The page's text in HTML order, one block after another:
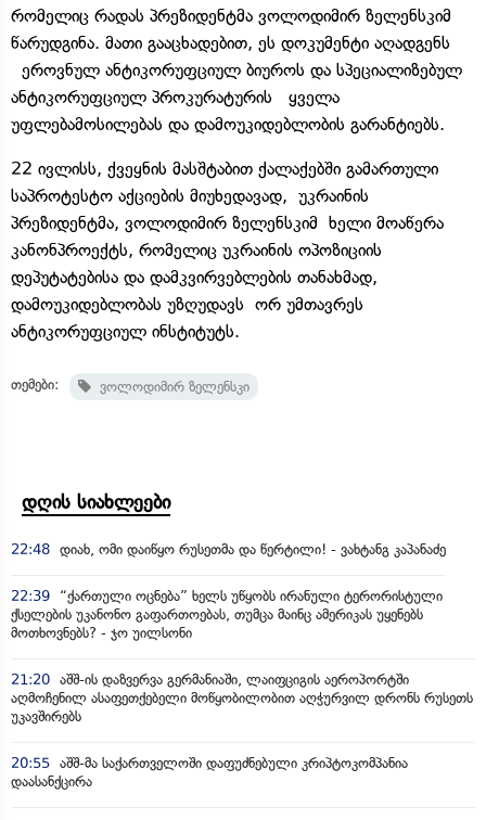
რომელიც რადას პრეზიდენტმა ვოლოდიმირ ზელენსკიმ
წარუდგინა. მათი გააცხადებით, ეს დოკუმენტი აღადგენს
ეროვნულ ანტიკორუფციულ ბიუროს და სპეციალიზებულ
ანტიკორუფციულ პროკურატურის ყველა
უფლებამოსილებას და დამოუკიდებლობის გარანტიებს.
22 ივლისს, ქვეყნის მასშტაბით ქალაქებში გამართული
საპროტესტო აქციების მიუხედავად, უკრაინის
პრეზიდენტმა, ვოლოდიმირ ზელენსკიმ ხელი მოაწერა
კანონპროექტს, რომელიც უკრაინის ოპოზიციის
დეპუტატებისა და დამკვირვებლების თანახმად,
დამოუკიდებლობას უზღუდავს ორ უმთავრეს
ანტიკორუფციულ ინსტიტუტს.
თემები: ვოლოდიმირ ზელენსკი
დღის სიახლეები
22:48 დიახ, ომი დაიწყო რუსეთმა და წერტილი! - ვახტანგ კაპანაძე
22:39
“ქართული ოცნება” ხელს უწყობს ირანული ტერორისტული
ქსელების უკანონო გაფართოებას, თუმცა მაინც ამერიკას უყენებს
მოთხოვნებს? - ჯო უილსონი
21:20 აშშ-ის დაზვერვა გერმანიაში, ლაიფციგის აეროპორტში
აღმოჩენილ ასაფეთქებელი მოწყობილობით აღჭურვილ დრონს რუსეთს
უკავშირებს
20:55 აშშ-მა საქართველოში დაფუძნებული კრიპტოკომპანია
დაასანქცირა